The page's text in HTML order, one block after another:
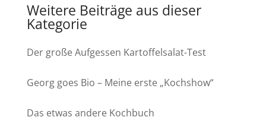
Weitere Beiträge aus dieser
Kategorie
Der große Aufgessen Kartoffelsalat-Test
Georg goes Bio – Meine erste „Kochshow“
Das etwas andere Kochbuch